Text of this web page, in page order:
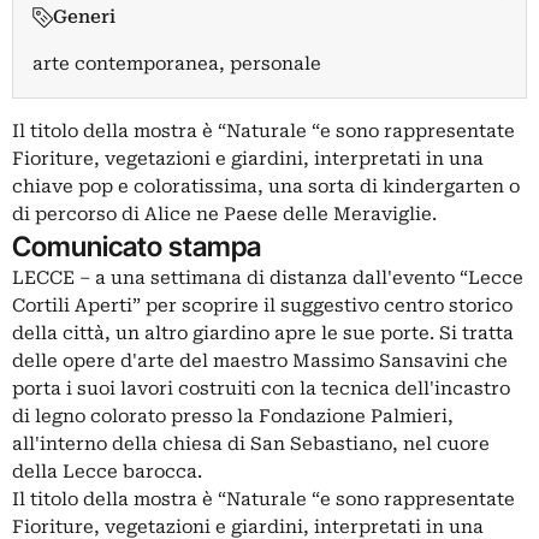
Generi
arte contemporanea, personale
Il titolo della mostra è “Naturale “e sono rappresentate
Fioriture, vegetazioni e giardini, interpretati in una
chiave pop e coloratissima, una sorta di kindergarten o
di percorso di Alice ne Paese delle Meraviglie.
Comunicato stampa
LECCE – a una settimana di distanza dall'evento “Lecce
Cortili Aperti” per scoprire il suggestivo centro storico
della città, un altro giardino apre le sue porte. Si tratta
delle opere d'arte del maestro Massimo Sansavini che
porta i suoi lavori costruiti con la tecnica dell'incastro
di legno colorato presso la Fondazione Palmieri,
all'interno della chiesa di San Sebastiano, nel cuore
della Lecce barocca.
Il titolo della mostra è “Naturale “e sono rappresentate
Fioriture, vegetazioni e giardini, interpretati in una